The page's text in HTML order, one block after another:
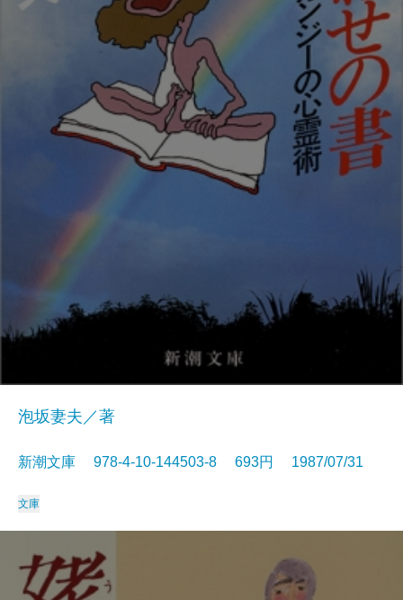
泡坂妻夫／著
新潮文庫 978-4-10-144503-8 693円 1987/07/31
文庫